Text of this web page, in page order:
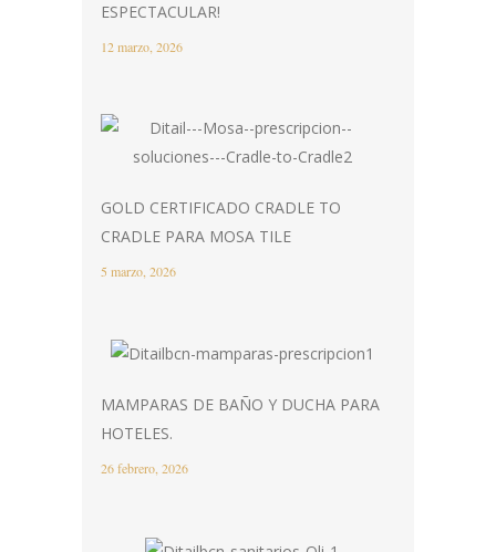
ESPECTACULAR!
12 marzo, 2026
GOLD CERTIFICADO CRADLE TO
CRADLE PARA MOSA TILE
5 marzo, 2026
MAMPARAS DE BAÑO Y DUCHA PARA
HOTELES.
26 febrero, 2026